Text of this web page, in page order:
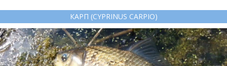
КАРП (CYPRINUS CARPIO)